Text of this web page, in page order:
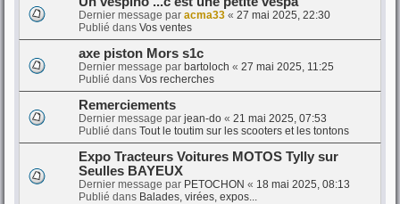
Dernier message par acma33 « 27 mai 2025, 22:30
Publié dans Vos ventes
axe piston Mors s1c
Dernier message par bartoloch « 27 mai 2025, 11:25
Publié dans Vos recherches
Remerciements
Dernier message par jean-do « 21 mai 2025, 07:53
Publié dans Tout le toutim sur les scooters et les tontons
Expo Tracteurs Voitures MOTOS Tylly sur
Seulles BAYEUX
Dernier message par PETOCHON « 18 mai 2025, 08:13
Publié dans Balades, virées, expos...